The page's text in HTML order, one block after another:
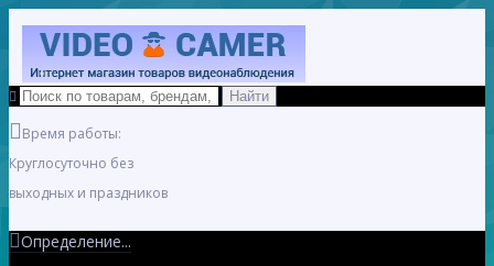
Время работы:
Круглосуточно без
выходных и праздников
Определение...